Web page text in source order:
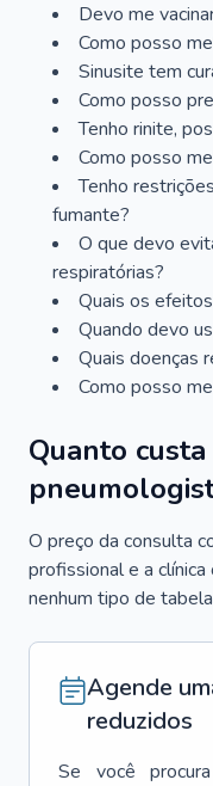
Devo me
Como posso
Sinusite tem
Como posso
Tenho rinite,
Como posso
Tenho
fumante?
O que devo
respiratórias?
Quais os
Quando devo
Quais doenças
Como posso
Quanto
O preço da consulta
profissional e a
nenhum tipo de
Agende
reduzidos
Se você